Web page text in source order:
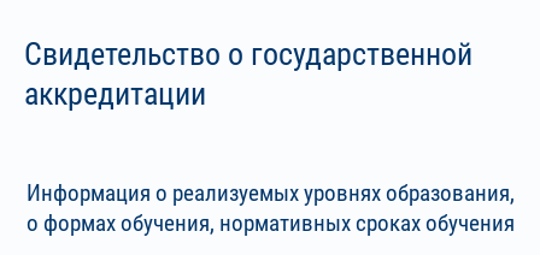
Свидетельство о государственной
аккредитации
Информация о реализуемых уровнях образования,
о формах обучения, нормативных сроках обучения